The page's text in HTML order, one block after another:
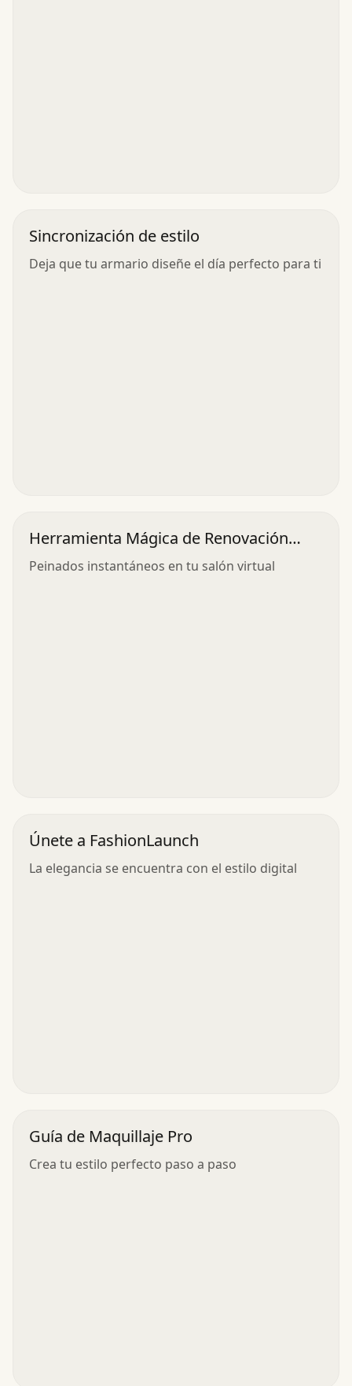
Sincronización de estilo
Deja que tu armario diseñe el día perfecto para ti
Herramienta Mágica de Renovación
Capilar
Peinados instantáneos en tu salón virtual
Únete a FashionLaunch
La elegancia se encuentra con el estilo digital
Guía de Maquillaje Pro
Crea tu estilo perfecto paso a paso